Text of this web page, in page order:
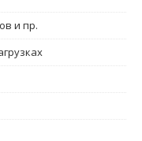
и пр.